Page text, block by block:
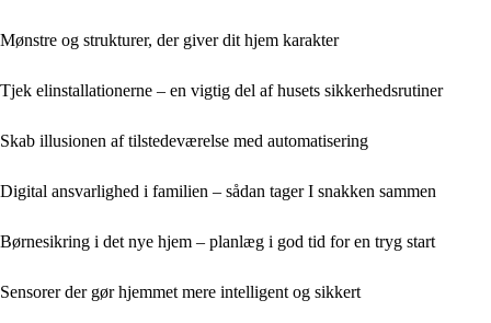
Mønstre og strukturer, der giver dit hjem karakter
Tjek elinstallationerne – en vigtig del af husets sikkerhedsrutiner
Skab illusionen af tilstedeværelse med automatisering
Digital ansvarlighed i familien – sådan tager I snakken sammen
Børnesikring i det nye hjem – planlæg i god tid for en tryg start
Sensorer der gør hjemmet mere intelligent og sikkert